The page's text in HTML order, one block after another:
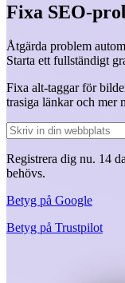
Fixa SEO-
Åtgärda problem
Starta ett fullständigt
Fixa alt-taggar för
trasiga länkar och mer
Registrera dig nu. 14
behövs.
Betyg på Google
Betyg på Trustpilot